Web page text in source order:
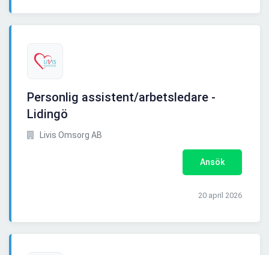
Personlig assistent/arbetsledare -
Lidingö
Livis Omsorg AB
Ansök
20 april 2026